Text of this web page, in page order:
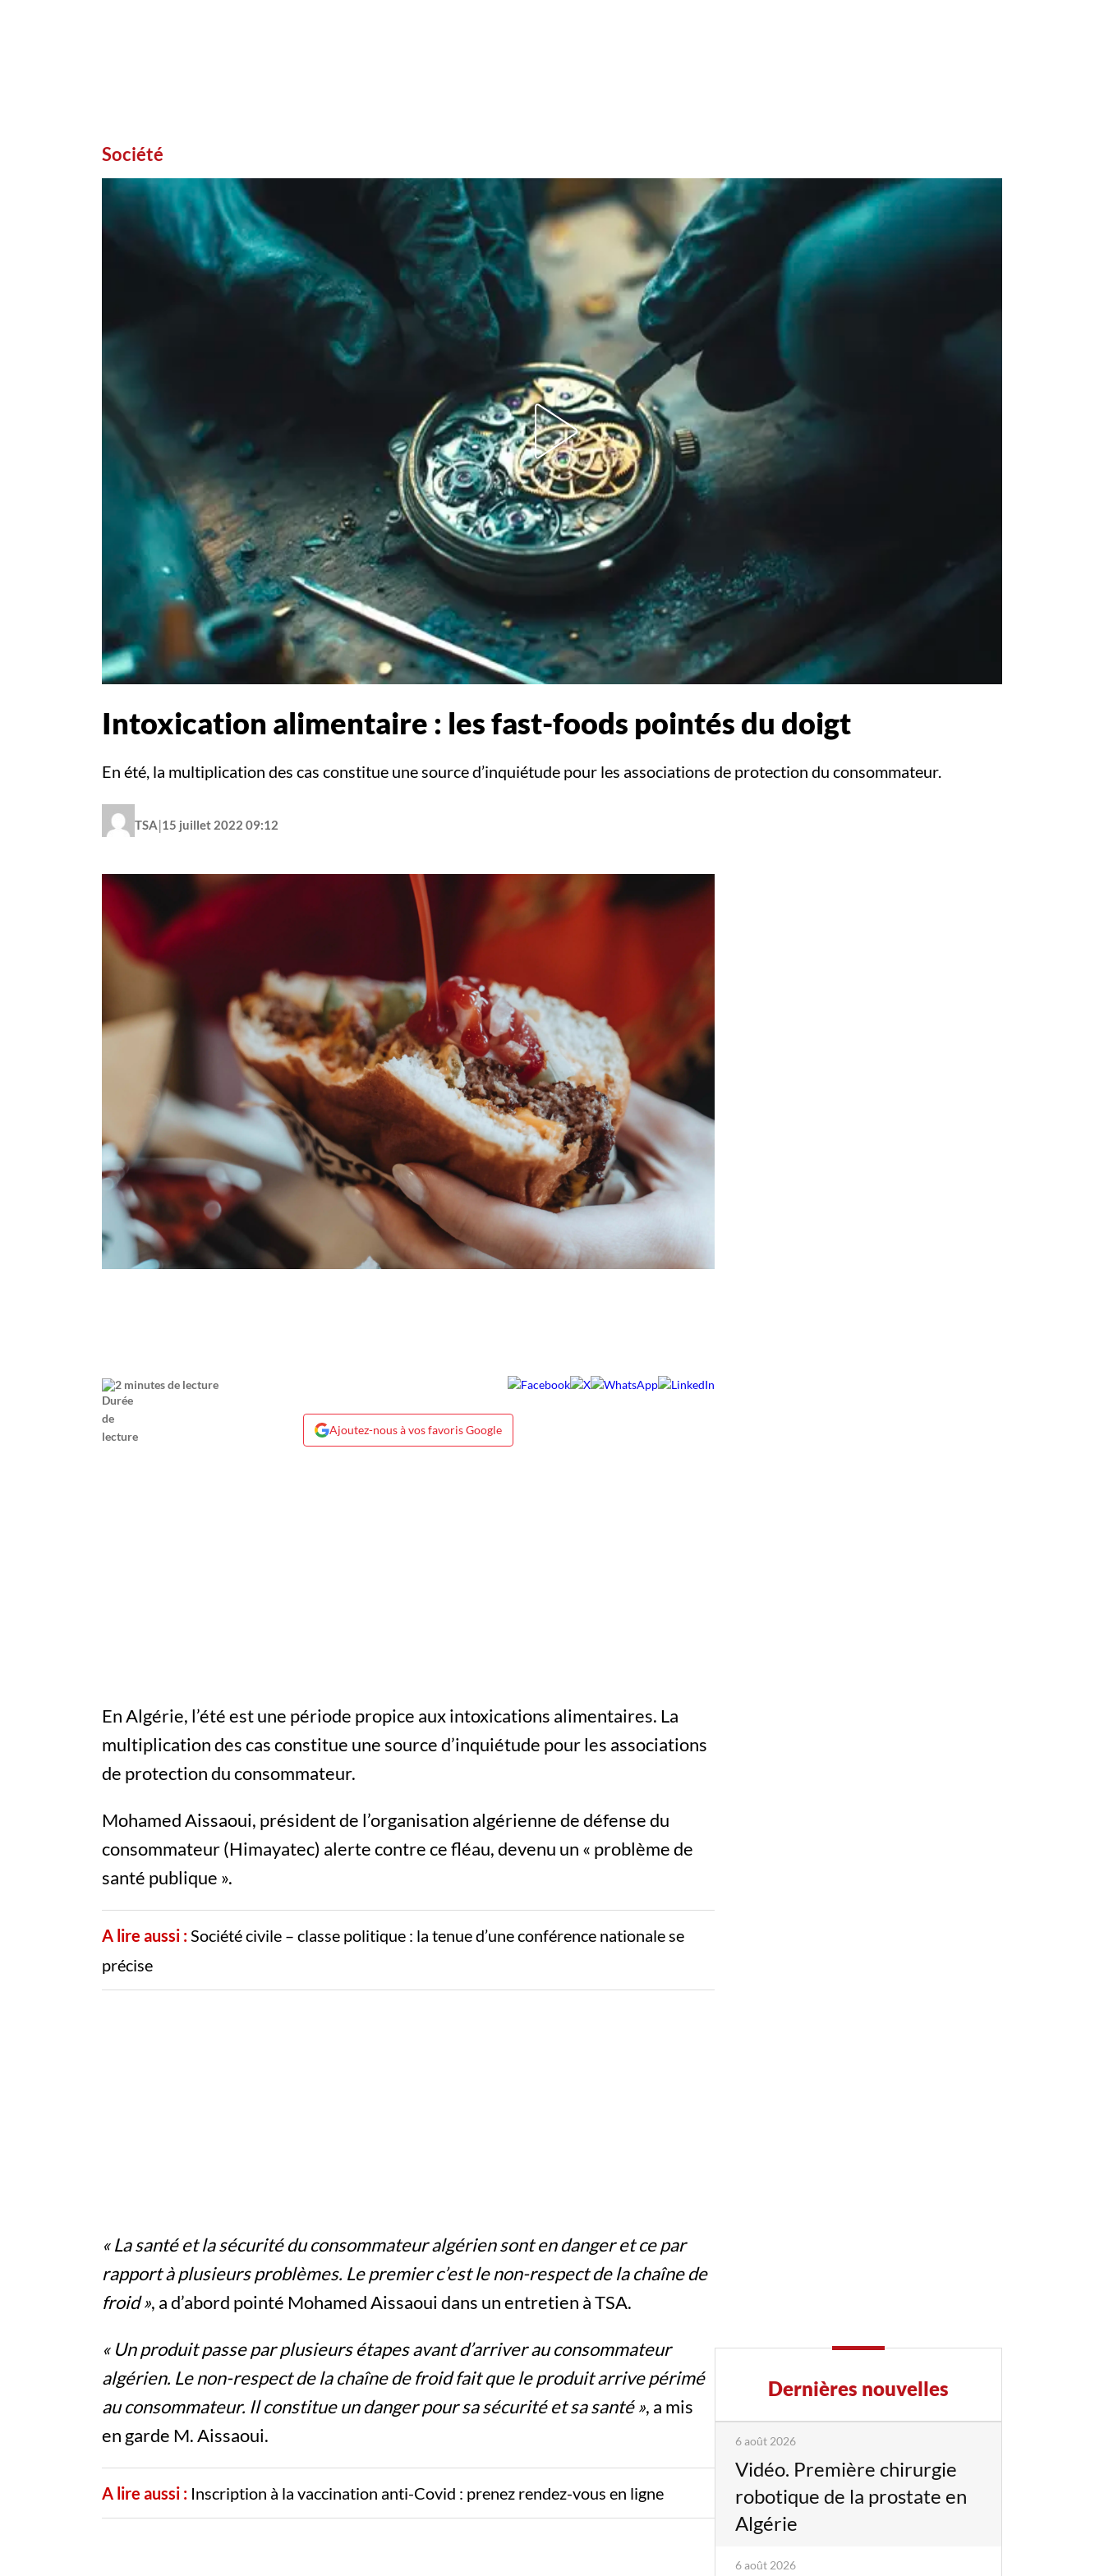
Société
Intoxication alimentaire : les fast-foods pointés du doigt
En été, la multiplication des cas constitue une source d’inquiétude pour les associations de protection du consommateur.
TSA|15 juillet 2022 09:12
2 minutes de lecture
Ajoutez-nous à vos favoris Google
En Algérie, l’été est une période propice aux intoxications alimentaires. La
multiplication des cas constitue une source d’inquiétude pour les associations
de protection du consommateur.
Mohamed Aissaoui, président de l’organisation algérienne de défense du
consommateur (Himayatec) alerte contre ce fléau, devenu un « problème de
santé publique ».
A lire aussi : Société civile – classe politique : la tenue d’une conférence nationale se
précise
« La santé et la sécurité du consommateur algérien sont en danger et ce par
rapport à plusieurs problèmes. Le premier c’est le non-respect de la chaîne de
froid », a d’abord pointé Mohamed Aissaoui dans un entretien à TSA.
« Un produit passe par plusieurs étapes avant d’arriver au consommateur
algérien. Le non-respect de la chaîne de froid fait que le produit arrive périmé
au consommateur. Il constitue un danger pour sa sécurité et sa santé », a mis
en garde M. Aissaoui.
A lire aussi : Inscription à la vaccination anti-Covid : prenez rendez-vous en ligne
Dernières nouvelles
6 août 2026
Vidéo. Première chirurgie
robotique de la prostate en
Algérie
6 août 2026